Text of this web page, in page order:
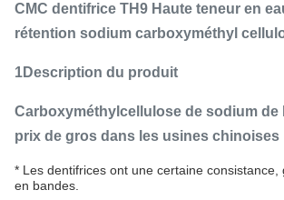
CMC dentifrice TH9 Haute teneur en
rétention sodium carboxyméthyl
1Description du produit
Carboxyméthylcellulose de sodium de
prix de gros dans les usines chinoises
* Les dentifrices ont une certaine consistance,
en bandes.